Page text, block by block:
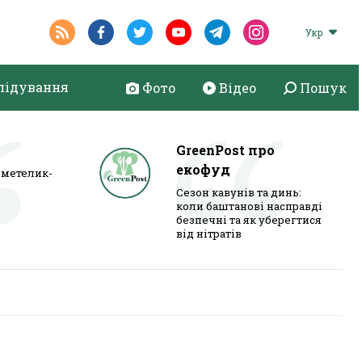
Укр
Фото Відео Пошук
GreenPost про
екофуд
Сезон кавунів та динь:
коли баштанові насправді
безпечні та як уберегтися
від нітратів